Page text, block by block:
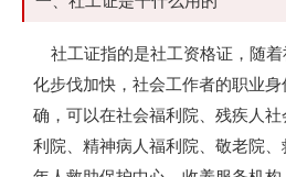
社工证指的是社工资格证，随着
化步伐加快，社会工作者的职业
确，可以在社会福利院、残疾人
利院、精神病人福利院、敬老院